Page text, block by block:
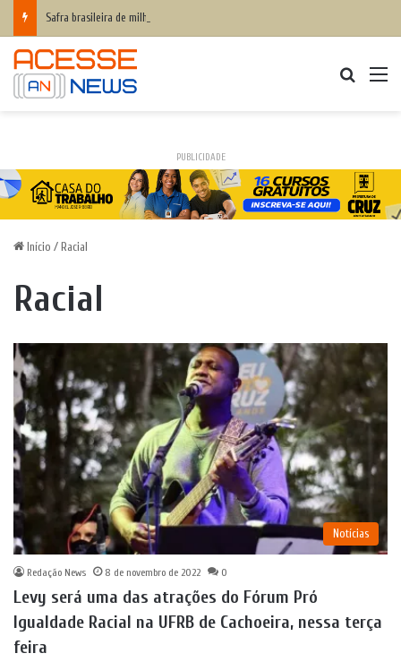
Safra brasileira de milho pode superar 140 milhões de toneladas
PUBLICIDADE
Início / Racial
Racial
Notícias
Redação News 8 de novembro de 2022 0
Levy será uma das atrações do Fórum Pró
Igualdade Racial na UFRB de Cachoeira, nessa terça
feira